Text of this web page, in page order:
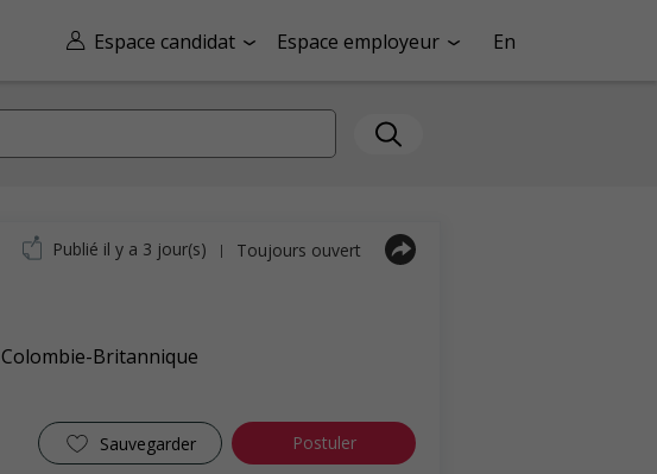
Espace candidat Espace employeur En
Colombie-Britannique
Sauvegarder Postuler
Publié il y a 3 jour(s) | Toujours ouvert